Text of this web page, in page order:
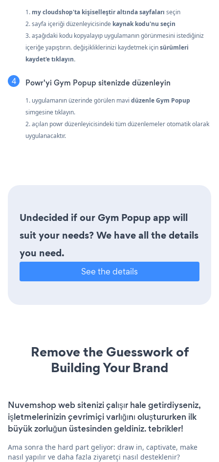
1. my cloudshop'ta kişiselleştiraltında sayfaları seçin
2. sayfa içeriği düzenleyicisinde kaynak kodu'nu seçin
3. aşağıdaki kodu kopyalayıp uygulamanın görünmesini istediğiniz
içeriğe yapıştırın. değişikliklerinizi kaydetmek içinsürümleri
kaydet'e tıklayın.
Powr'yi Gym Popup sitenizde düzenleyin
1. uygulamanın üzerinde görülen mavi düzenle Gym Popup
simgesine tıklayın.
2. açılan powr düzenleyicisindeki tüm düzenlemeler otomatik olarak
uygulanacaktır.
Undecided if our Gym Popup app will
suit your needs? We have all the details
you need.
See the details
Remove the Guesswork of
Building Your Brand
Nuvemshop web sitenizi çalışır hale getirdiyseniz,
işletmelerinizin çevrimiçi varlığını oluştururken ilk
büyük zorluğun üstesinden geldiniz. tebrikler!
Ama sonra the hard part geliyor: draw in, captivate, make
nasıl yapılır ve daha fazla ziyaretçi nasıl desteklenir?